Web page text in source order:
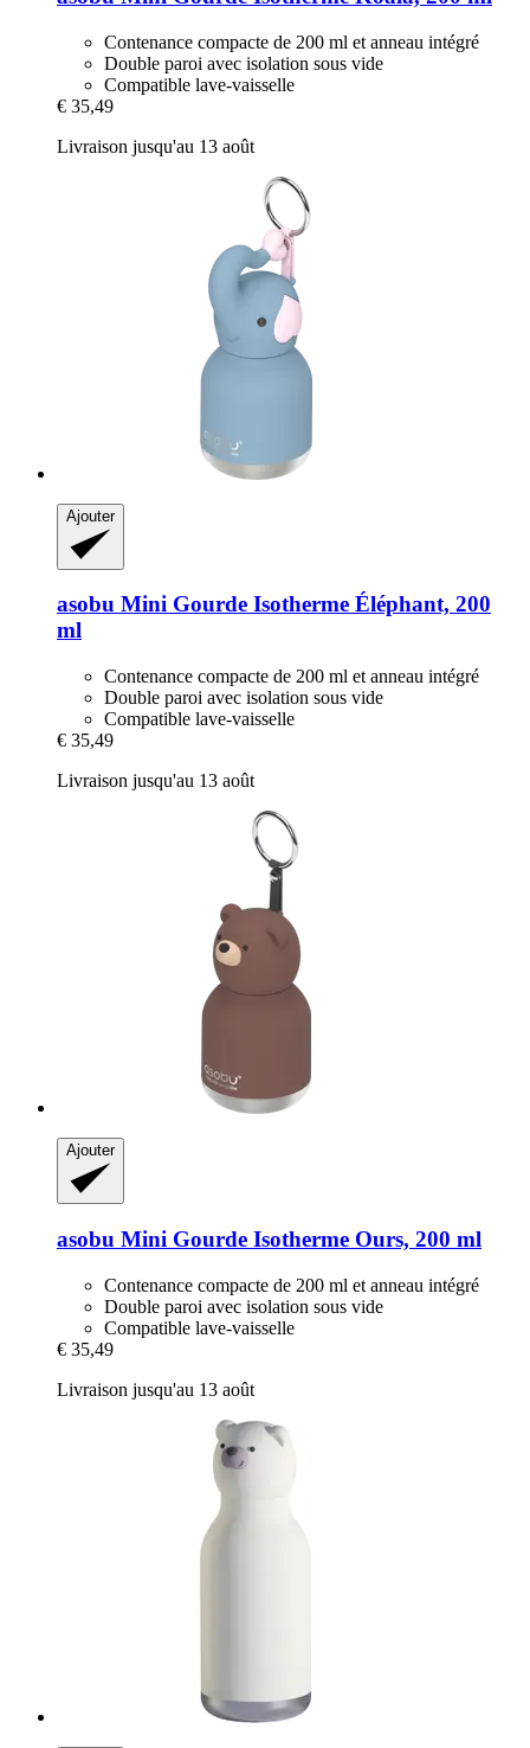
Contenance compacte de 200 ml et anneau intégré
Double paroi avec isolation sous vide
Compatible lave-vaisselle
€ 35,49
Livraison jusqu'au 13 août
Ajouter
asobu Mini Gourde Isotherme Éléphant, 200
ml
Contenance compacte de 200 ml et anneau intégré
Double paroi avec isolation sous vide
Compatible lave-vaisselle
€ 35,49
Livraison jusqu'au 13 août
Ajouter
asobu Mini Gourde Isotherme Ours, 200 ml
Contenance compacte de 200 ml et anneau intégré
Double paroi avec isolation sous vide
Compatible lave-vaisselle
€ 35,49
Livraison jusqu'au 13 août